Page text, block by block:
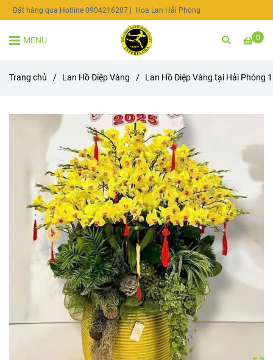
Đặt hàng qua Hotline 0904216207 | Hoa Lan Hải Phòng
0
MENU
Trang chủ / Lan Hồ Điệp Vàng / Lan Hồ Điệp Vàng tại Hải Phòng